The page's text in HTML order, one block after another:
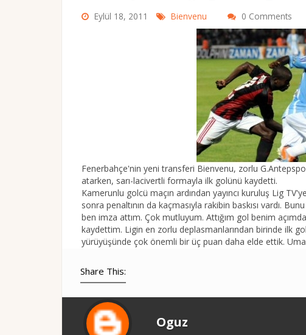
Eylül 18, 2011 Bienvenu 0 Comments
Fenerbahçe'nin yeni transferi Bienvenu, zorlu
atarken, sarı-lacivertli formayla ilk golünü kaydetti.
Kamerunlu golcü maçın ardından yayıncı kuruluş Lig
sonra penaltının da kaçmasıyla rakibin baskısı vardı.
ben imza attım. Çok mutluyum. Attığım gol benim
kaydettim. Ligin en zorlu deplasmanlarından birinde ilk
yürüyüşünde çok önemli bir üç puan daha elde ettik.
Share This:
Oguz